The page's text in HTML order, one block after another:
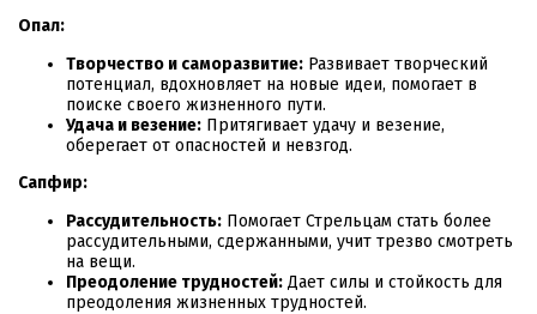
Опал:
Творчество и саморазвитие: Развивает творческий
потенциал, вдохновляет на новые идеи, помогает в
поиске своего жизненного пути.
Удача и везение: Притягивает удачу и везение,
оберегает от опасностей и невзгод.
Сапфир:
Рассудительность: Помогает Стрельцам стать более
рассудительными, сдержанными, учит трезво смотреть
на вещи.
Преодоление трудностей: Дает силы и стойкость для
преодоления жизненных трудностей.